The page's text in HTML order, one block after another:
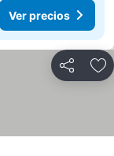
Ver precios
Compartir